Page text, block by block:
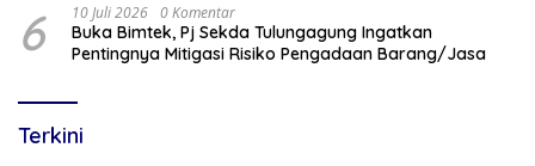
6 10 Juli 2026 0 Komentar
Buka Bimtek, Pj Sekda Tulungagung Ingatkan
Pentingnya Mitigasi Risiko Pengadaan Barang/Jasa
Terkini